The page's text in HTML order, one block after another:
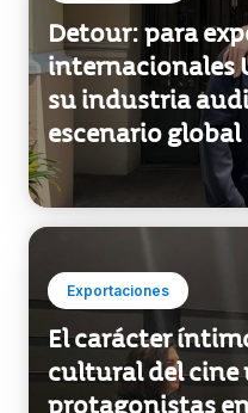
Exportaciones
Detour: para
internacionales
su industria
escenario global